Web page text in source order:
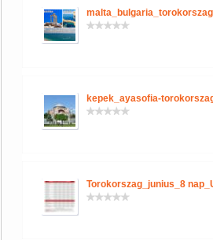
malta_bulgaria_torokorszag
kepek_ayasofia-
Torokorszag_junius_8